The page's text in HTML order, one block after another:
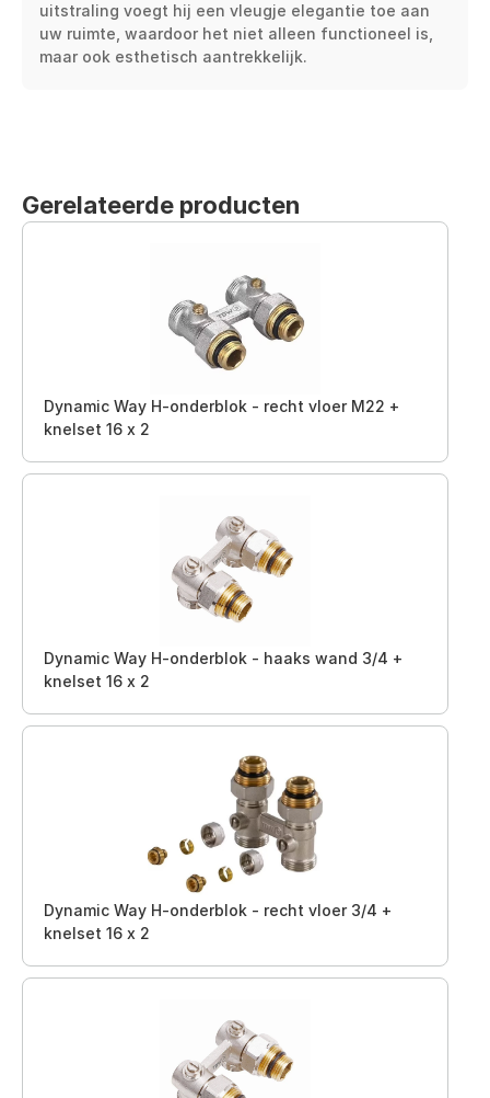
uitstraling voegt hij een vleugje elegantie toe aan
uw ruimte, waardoor het niet alleen functioneel is,
maar ook esthetisch aantrekkelijk.
Gerelateerde producten
Dynamic Way H-onderblok - recht vloer M22 +
knelset 16 x 2
Dynamic Way H-onderblok - haaks wand 3/4 +
knelset 16 x 2
Dynamic Way H-onderblok - recht vloer 3/4 +
knelset 16 x 2